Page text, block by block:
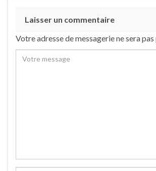
Laisser un commentaire
Votre adresse de messagerie ne sera